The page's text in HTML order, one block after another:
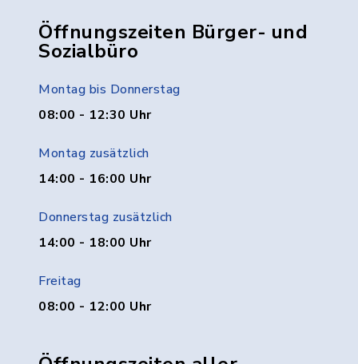
Öffnungszeiten Bürger- und
Sozialbüro
Montag bis Donnerstag
08:00 - 12:30 Uhr
Montag zusätzlich
14:00 - 16:00 Uhr
Donnerstag zusätzlich
14:00 - 18:00 Uhr
Freitag
08:00 - 12:00 Uhr